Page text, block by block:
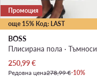
още 15% Код: LAST
Промоция
BOSS
Актуална цена
250,99€
Редовна цена278,99 €-10%